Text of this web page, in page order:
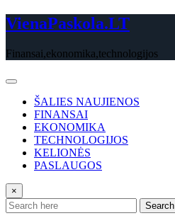
Skip
to
VienaPaskola.LT
Finansai,ekonomika,technologijos
ŠALIES NAUJIENOS
FINANSAI
EKONOMIKA
TECHNOLOGIJOS
KELIONĖS
PASLAUGOS
×
Search